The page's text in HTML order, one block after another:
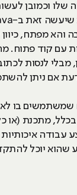
שלו וכמובן
והא מפתח,
עם קוד פתוח.
מבלי לנסות
אם ניתן
שמשתמשים בו
בכלל, מתכנת (או
עבודה איכותיות
שהוא יוכל